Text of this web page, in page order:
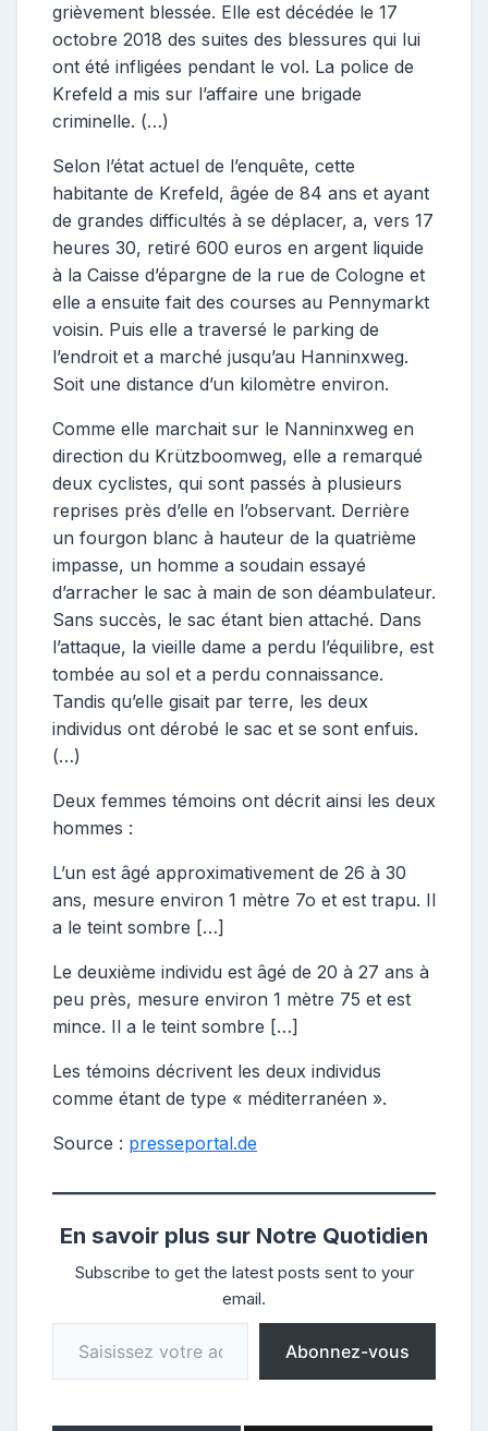
grièvement blessée. Elle est décédée le 17
octobre 2018 des suites des blessures qui lui
ont été infligées pendant le vol. La police de
Krefeld a mis sur l’affaire une brigade
criminelle. (…)
Selon l’état actuel de l’enquête, cette
habitante de Krefeld, âgée de 84 ans et ayant
de grandes difficultés à se déplacer, a, vers 17
heures 30, retiré 600 euros en argent liquide
à la Caisse d’épargne de la rue de Cologne et
elle a ensuite fait des courses au Pennymarkt
voisin. Puis elle a traversé le parking de
l’endroit et a marché jusqu’au Hanninxweg.
Soit une distance d’un kilomètre environ.
Comme elle marchait sur le Nanninxweg en
direction du Krützboomweg, elle a remarqué
deux cyclistes, qui sont passés à plusieurs
reprises près d’elle en l’observant. Derrière
un fourgon blanc à hauteur de la quatrième
impasse, un homme a soudain essayé
d’arracher le sac à main de son déambulateur.
Sans succès, le sac étant bien attaché. Dans
l’attaque, la vieille dame a perdu l’équilibre, est
tombée au sol et a perdu connaissance.
Tandis qu’elle gisait par terre, les deux
individus ont dérobé le sac et se sont enfuis.
(…)
Deux femmes témoins ont décrit ainsi les deux
hommes :
L’un est âgé approximativement de 26 à 30
ans, mesure environ 1 mètre 7o et est trapu. Il
a le teint sombre […]
Le deuxième individu est âgé de 20 à 27 ans à
peu près, mesure environ 1 mètre 75 et est
mince. Il a le teint sombre […]
Les témoins décrivent les deux individus
comme étant de type « méditerranéen ».
Source : presseportal.de
En savoir plus sur Notre Quotidien
Subscribe to get the latest posts sent to your
email.
Saisissez votre adresse e-mail…
Abonnez-vous